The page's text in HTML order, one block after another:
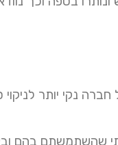
נקי יותר
שהשתמשתם בהם